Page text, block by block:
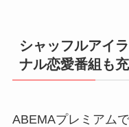
シャッフルアイ
ナル恋愛番組も
ABEMAプレミアム